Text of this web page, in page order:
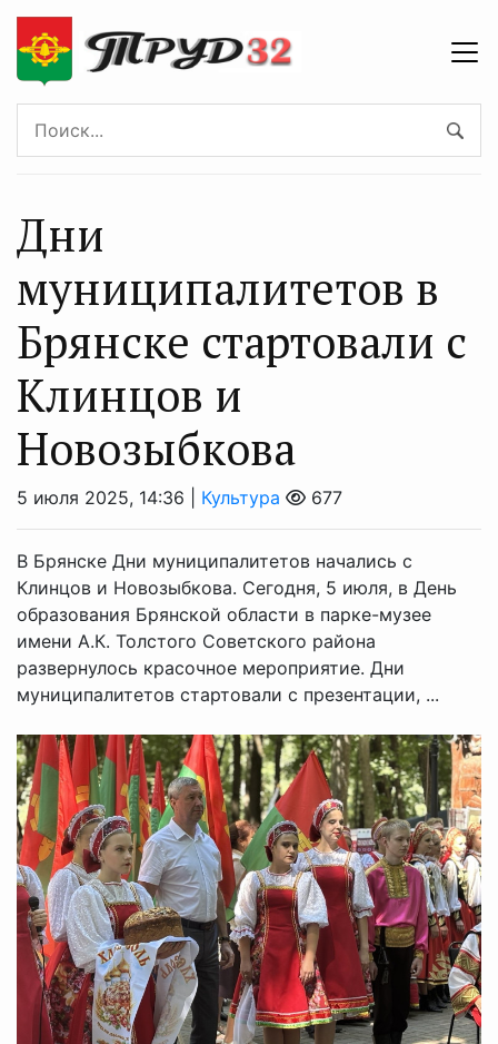
Дни
муниципалитетов в
Брянске стартовали с
Клинцов и
Новозыбкова
5 июля 2025, 14:36 | Культура 677
В Брянске Дни муниципалитетов начались с
Клинцов и Новозыбкова. Сегодня, 5 июля, в День
образования Брянской области в парке-музее
имени А.К. Толстого Советского района
развернулось красочное мероприятие. Дни
муниципалитетов стартовали с презентации, ...